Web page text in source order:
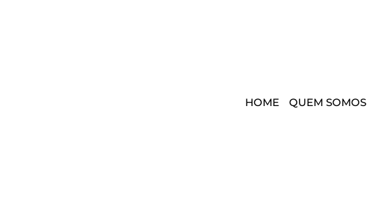
HOME QUEM SOMOS